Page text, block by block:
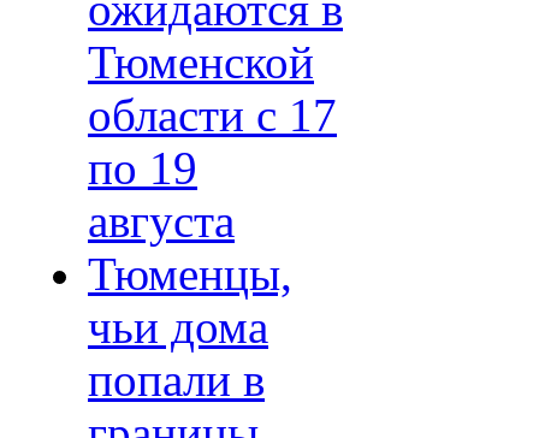
ожидаются в
Тюменской
области с 17
по 19
августа
Тюменцы,
чьи дома
попали в